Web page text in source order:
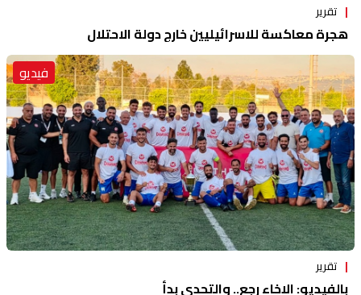
تقرير
هجرة معاكسة للاسرائيليين خارج دولة الاحتلال
فيديو
تقرير
بالفيديو: الإخاء رجع.. والتحدي بدأ